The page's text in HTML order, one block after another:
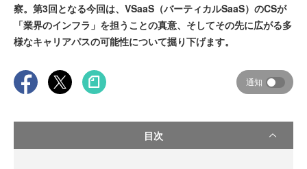
察。第3回となる今回は、VSaaS（バーティカルSaaS）のCSが
「業界のインフラ」を担うことの真意、そしてその先に広がる多
様なキャリアパスの可能性について掘り下げます。
通知
目次